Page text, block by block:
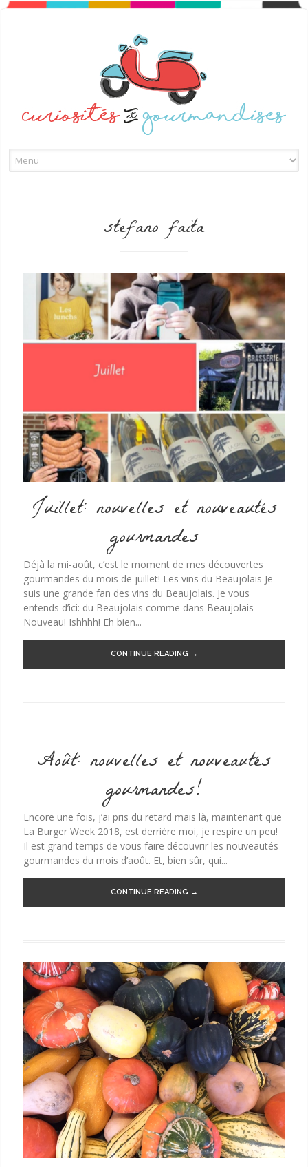
stefano faita
Juillet: nouvelles et nouveautés
gourmandes
Déjà la mi-août, c’est le moment de mes découvertes
gourmandes du mois de juillet! Les vins du Beaujolais Je
suis une grande fan des vins du Beaujolais. Je vous
entends d’ici: du Beaujolais comme dans Beaujolais
Nouveau! Ishhhh! Eh bien...
CONTINUE READING →
Août: nouvelles et nouveautés
gourmandes!
Encore une fois, j’ai pris du retard mais là, maintenant que
La Burger Week 2018, est derrière moi, je respire un peu!
Il est grand temps de vous faire découvrir les nouveautés
gourmandes du mois d’août. Et, bien sûr, qui...
CONTINUE READING →